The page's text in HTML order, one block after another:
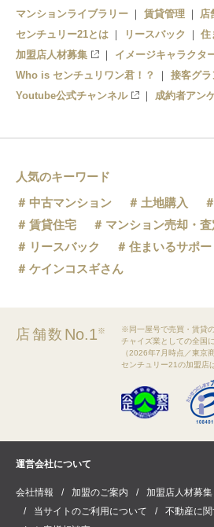
マンションライブラリー
賃貸管理
店
センチュリー21とは
リースバック
住
加盟店人材募集
イメージキャラクタ
Who is センチュリワン君！？
接客グラ
Youtube公式チャンネル
成約者アン
人気のキーワード
中古マンション
土地購入
賃貸住宅
マンション売却・査
リースバック
住まいるサポー
ケインコスギさん
店舗数 No.1※
※同一屋号で売買・賃貸
チャイズ業としての全国
（2026年7月時点／東京
センチュリー21の加盟店
運営会社について
会社情報 加盟のご案内 加盟店人材募集
当サイトのご利用について
不動産に